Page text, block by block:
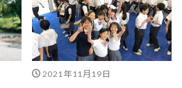
2021年11月19日